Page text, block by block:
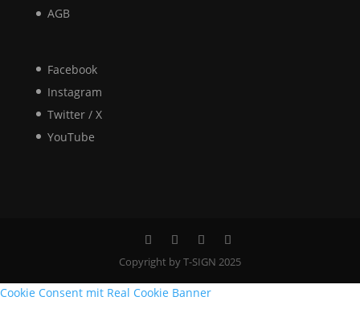
AGB
Facebook
Instagram
Twitter / X
YouTube
Copyright by T-SIGN 2025
Cookie Consent mit Real Cookie Banner